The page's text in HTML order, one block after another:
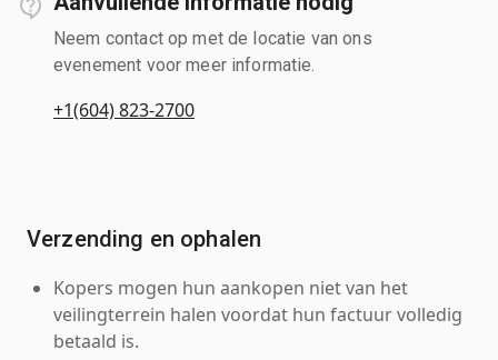
Neem contact op met de locatie van ons
evenement voor meer informatie.
+1(604) 823-2700
Verzending en ophalen
Kopers mogen hun aankopen niet van het
veilingterrein halen voordat hun factuur volledig
betaald is.